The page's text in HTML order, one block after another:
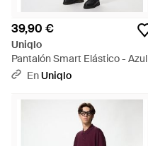
39,90 €
Uniqlo
Pantalón Smart Elástico - Azul
EnUniqlo